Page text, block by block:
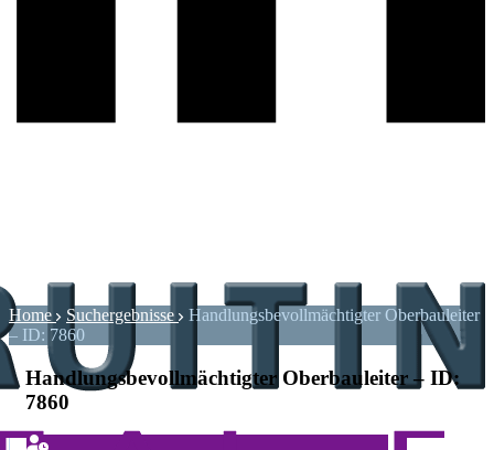
Home Suchergebnisse
Handlungsbevollmächtigter Oberbauleiter
– ID: 7860
Handlungsbevollmächtigter Oberbauleiter – ID:
7860